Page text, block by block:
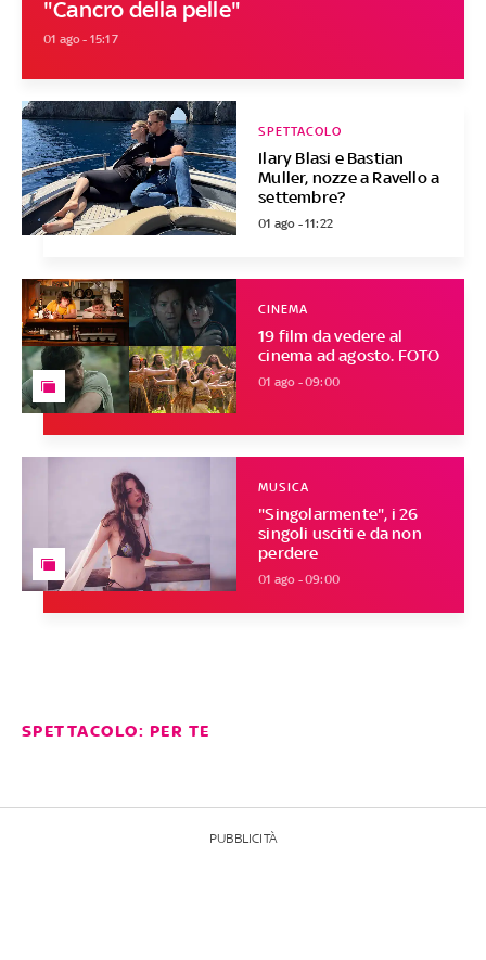
"Cancro della pelle"
01 ago - 15:17
Ilary Blasi e Bastian
Muller, nozze a Ravello a
settembre?
SPETTACOLO
01 ago - 11:22
19 film da vedere al
cinema ad agosto. FOTO
CINEMA
01 ago - 09:00
"Singolarmente", i 26
singoli usciti e da non
perdere
MUSICA
01 ago - 09:00
SPETTACOLO: PER TE
PUBBLICITÀ